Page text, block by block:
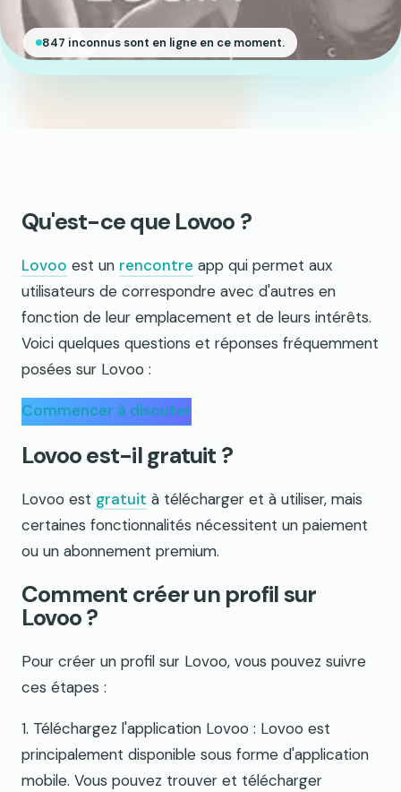
847 inconnus sont en ligne en ce moment.
Qu'est-ce que Lovoo ?
Lovoo est un rencontre app qui permet aux
utilisateurs de correspondre avec d'autres en
fonction de leur emplacement et de leurs intérêts.
Voici quelques questions et réponses fréquemment
posées sur Lovoo :
Commencer à discuter
Lovoo est-il gratuit ?
Lovoo est gratuit à télécharger et à utiliser, mais
certaines fonctionnalités nécessitent un paiement
ou un abonnement premium.
Comment créer un profil sur
Lovoo ?
Pour créer un profil sur Lovoo, vous pouvez suivre
ces étapes :
1. Téléchargez l'application Lovoo : Lovoo est
principalement disponible sous forme d'application
mobile. Vous pouvez trouver et télécharger